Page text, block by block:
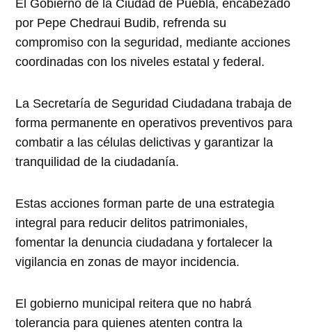
El Gobierno de la Ciudad de Puebla, encabezado
por Pepe Chedraui Budib, refrenda su
compromiso con la seguridad, mediante acciones
coordinadas con los niveles estatal y federal.
La Secretaría de Seguridad Ciudadana trabaja de
forma permanente en operativos preventivos para
combatir a las células delictivas y garantizar la
tranquilidad de la ciudadanía.
Estas acciones forman parte de una estrategia
integral para reducir delitos patrimoniales,
fomentar la denuncia ciudadana y fortalecer la
vigilancia en zonas de mayor incidencia.
El gobierno municipal reitera que no habrá
tolerancia para quienes atenten contra la